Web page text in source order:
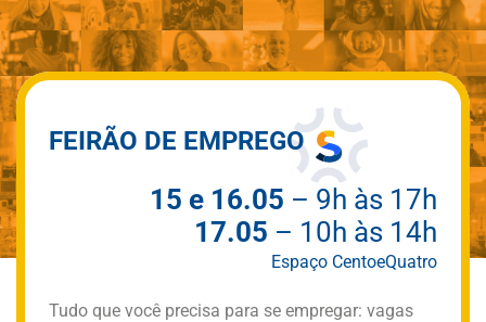
FEIRÃO DE EMPREGO
15 e 16.05 – 9h às 17h
17.05 – 10h às 14h
Espaço CentoeQuatro
Tudo que você precisa para se empregar: vagas